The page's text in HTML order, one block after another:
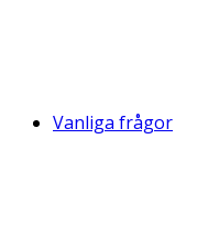
Vanliga frågor